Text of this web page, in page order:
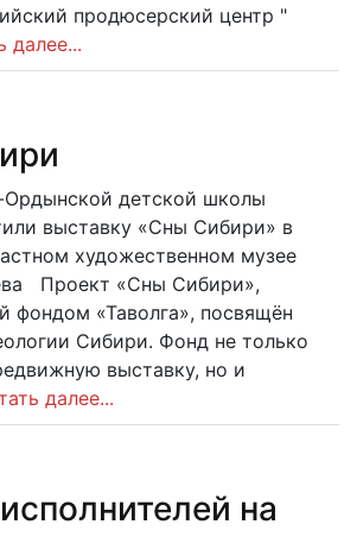
продюсерский центр "
далее...
Ордынской детской школы
выставку «Сны Сибири» в
художественном музее
Проект «Сны Сибири»,
фондом «Таволга», посвящён
Сибири. Фонд не только
выставку, но и
далее...
на